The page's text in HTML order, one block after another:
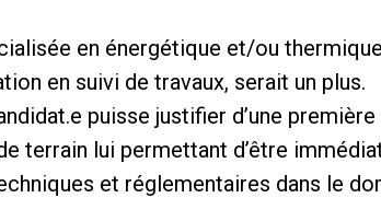
en énergétique et/ou
en suivi de travaux, serait un plus.
puisse justifier d’une
terrain lui permettant d’être
et réglementaires dans le